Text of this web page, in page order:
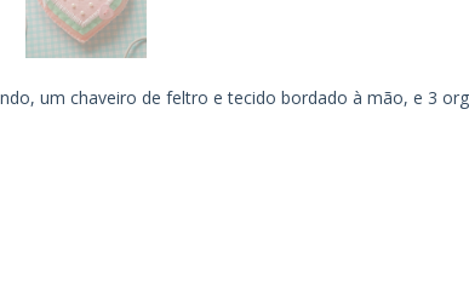
um chaveiro de feltro e tecido bordado à mão, e 3